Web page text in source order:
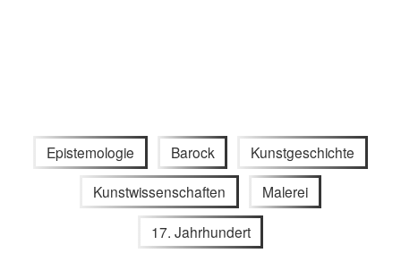
Epistemologie Barock Kunstgeschichte
Kunstwissenschaften Malerei
17. Jahrhundert